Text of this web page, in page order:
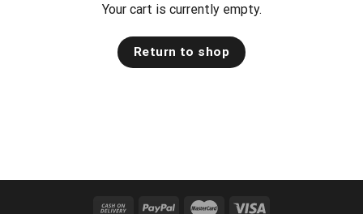
Your cart is currently empty.
Return to shop